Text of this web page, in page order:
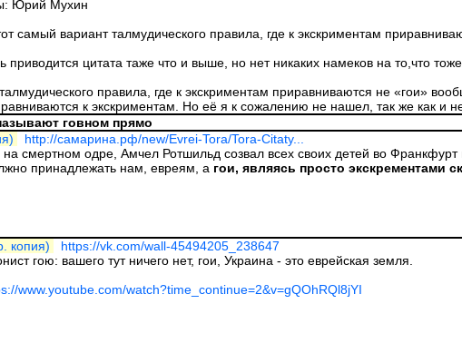
Юрий Мухин
самый вариант талмудического правила, где к экскриментам
приводится цитата таже что и выше, но нет никаких намеков на то,что
правила, где к экскриментам приравниваются не «гои»
к экскриментам. Но её я к сожалению не нашел, так же как и
говном прямо
http://самарина.рф/new/Evrei-Tora/Tora-Citaty...
на смертном одре, Амчел Ротшильд созвал всех своих детей во
принадлежать нам, евреям, а гои, являясь просто экскрементами
копия)
https://vk.com/wall-45494205_238647
гою: вашего тут ничего нет, гои, Украина - это еврейская земля.
www.youtube.com/watch?time_continue=2&v=gQOhRQl8jYI